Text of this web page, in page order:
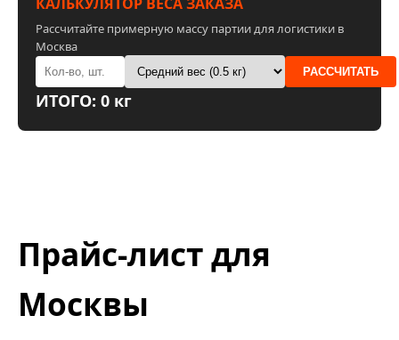
Рассчитайте примерную массу партии для логистики в
Москва
РАССЧИТАТЬ
ИТОГО: 0 кг
Прайс-лист для
Москвы